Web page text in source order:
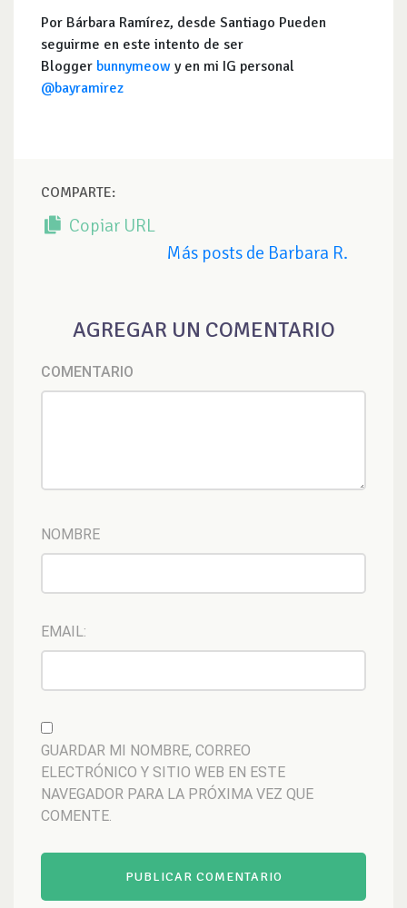
Por Bárbara Ramírez, desde Santiago Pueden
seguirme en este intento de ser
Blogger bunnymeow y en mi IG personal
@bayramirez
COMPARTE:
Copiar URL
Más posts de Barbara R.
AGREGAR UN COMENTARIO
COMENTARIO
NOMBRE
EMAIL:
GUARDAR MI NOMBRE, CORREO
ELECTRÓNICO Y SITIO WEB EN ESTE
NAVEGADOR PARA LA PRÓXIMA VEZ QUE
COMENTE.